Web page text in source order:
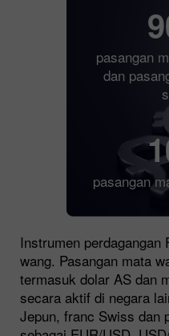
pasangan
dan
pasangan
Instrumen perdagangan
wang. Pasangan mata
termasuk dolar AS dan
secara aktif di negara
Jepun, franc Swiss dan